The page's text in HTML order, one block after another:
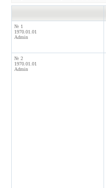
№ 1
1970.01.01
Admin
№ 2
1970.01.01
Admin